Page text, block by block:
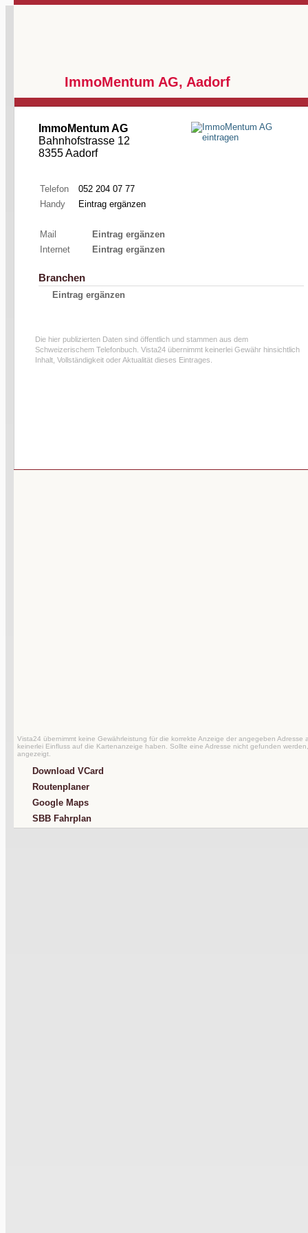
ImmoMentum AG, Aadorf
ImmoMentum AG
Bahnhofstrasse 12
8355 Aadorf
Telefon
052 204 07 77
Handy
Eintrag ergänzen
Mail
Eintrag ergänzen
Internet
Eintrag ergänzen
Branchen
Eintrag ergänzen
Die hier publizierten Daten sind öffentlich und stammen aus dem
Schweizerischem Telefonbuch. Vista24 übernimmt keinerlei Gewähr hinsichtlich
Inhalt, Vollständigkeit oder Aktualität dieses Eintrages.
Vista24 übernimmt keine Gewährleistung für die korrekte Anzeige der angegeben Adresse
keinerlei Einfluss auf die Kartenanzeige haben. Sollte eine Adresse nicht gefunden
angezeigt.
Download VCard
Routenplaner
Google Maps
SBB Fahrplan